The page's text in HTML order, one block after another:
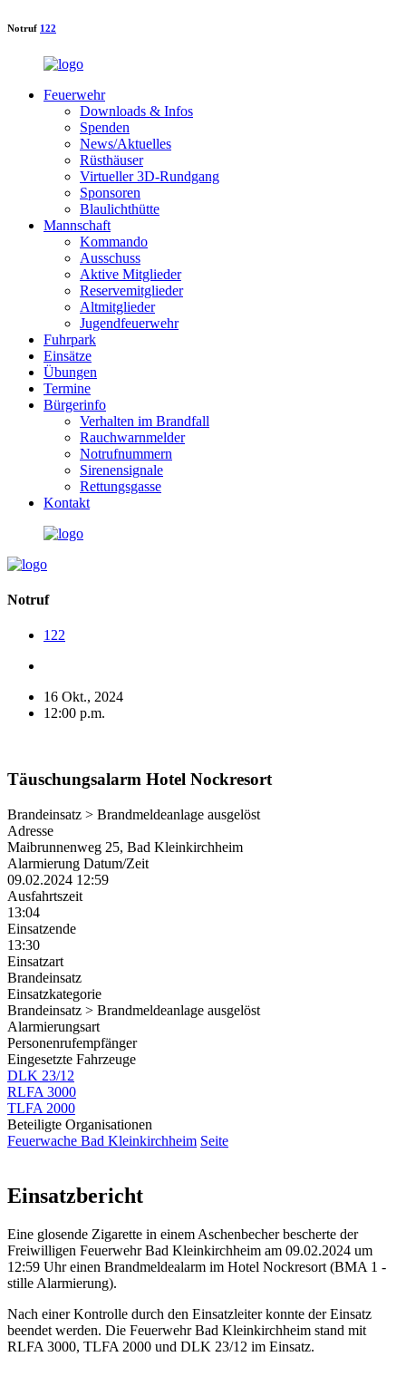
Notruf 122
Feuerwehr
Downloads & Infos
Spenden
News/Aktuelles
Rüsthäuser
Virtueller 3D-Rundgang
Sponsoren
Blaulichthütte
Mannschaft
Kommando
Ausschuss
Aktive Mitglieder
Reservemitglieder
Altmitglieder
Jugendfeuerwehr
Fuhrpark
Einsätze
Übungen
Termine
Bürgerinfo
Verhalten im Brandfall
Rauchwarnmelder
Notrufnummern
Sirenensignale
Rettungsgasse
Kontakt
Notruf
122
16 Okt., 2024
12:00 p.m.
Täuschungsalarm Hotel Nockresort
Brandeinsatz > Brandmeldeanlage ausgelöst
Adresse
Maibrunnenweg 25, Bad Kleinkirchheim
Alarmierung Datum/Zeit
09.02.2024 12:59
Ausfahrtszeit
13:04
Einsatzende
13:30
Einsatzart
Brandeinsatz
Einsatzkategorie
Brandeinsatz > Brandmeldeanlage ausgelöst
Alarmierungsart
Personenrufempfänger
Eingesetzte Fahrzeuge
DLK 23/12
RLFA 3000
TLFA 2000
Beteiligte Organisationen
Feuerwache Bad Kleinkirchheim Seite
Einsatzbericht
Eine glosende Zigarette in einem Aschenbecher bescherte der
Freiwilligen Feuerwehr Bad Kleinkirchheim am 09.02.2024 um
12:59 Uhr einen Brandmeldealarm im Hotel Nockresort (BMA 1 -
stille Alarmierung).
Nach einer Kontrolle durch den Einsatzleiter konnte der Einsatz
beendet werden. Die Feuerwehr Bad Kleinkirchheim stand mit
RLFA 3000, TLFA 2000 und DLK 23/12 im Einsatz.